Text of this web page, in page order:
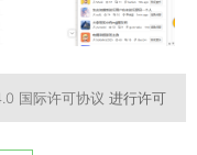
国际许可协议 进行许可